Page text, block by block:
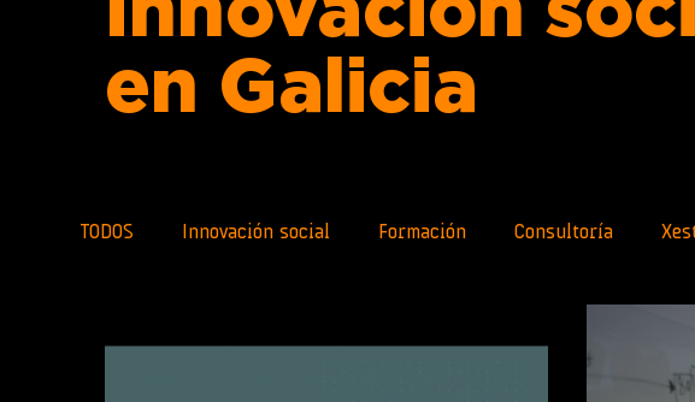
en Galicia
TODOS Innovación social Formación Consultoría